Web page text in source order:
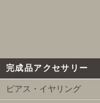
完成品アクセサリー
ピアス・イヤリング